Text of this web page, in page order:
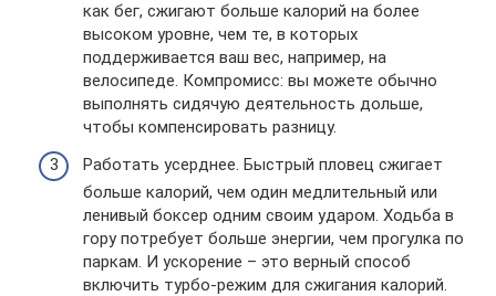
как бег, сжигают больше калорий на более
высоком уровне, чем те, в которых
поддерживается ваш вес, например, на
велосипеде. Компромисс: вы можете обычно
выполнять сидячую деятельность дольше,
чтобы компенсировать разницу.
Работать усерднее. Быстрый пловец сжигает
больше калорий, чем один медлительный или
ленивый боксер одним своим ударом. Ходьба в
гору потребует больше энергии, чем прогулка по
паркам. И ускорение – это верный способ
включить турбо-режим для сжигания калорий.